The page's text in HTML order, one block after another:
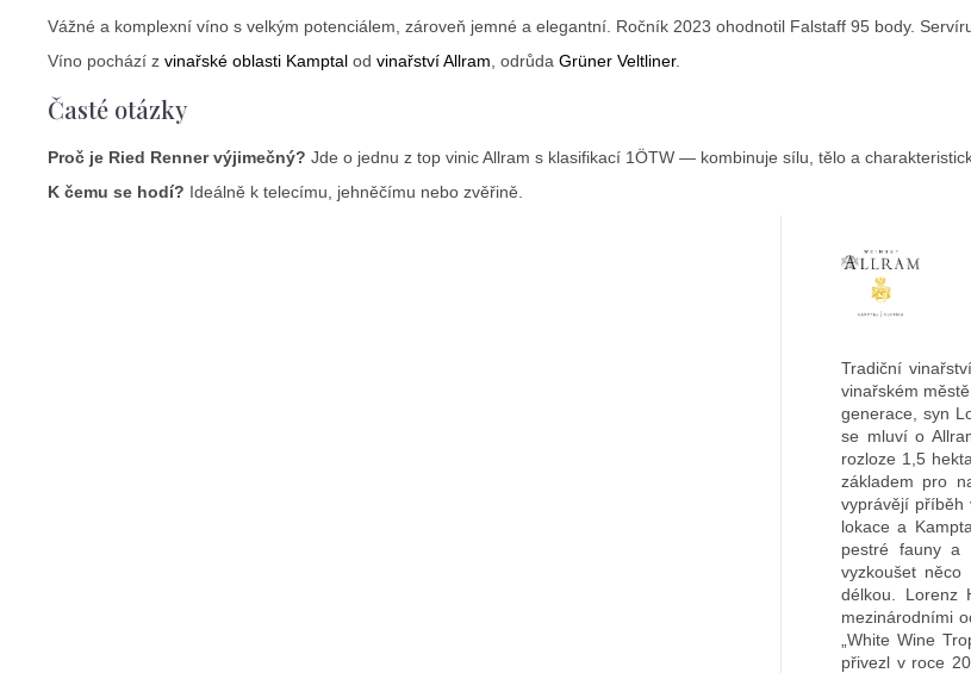
Vážné a komplexní víno s velkým potenciálem, zároveň jemné a elegantní. Ročník 2023 ohodnotil Falstaff 95 body.
Víno pochází z vinařské oblasti Kamptal od vinařství Allram , odrůda Grüner Veltliner.
Časté otázky
Proč je Ried Renner výjimečný? Jde o jednu z top vinic Allram s klasifikací 1ÖTW — kombinuje sílu, tělo a
K čemu se hodí? Ideálně k telecímu, jehněčímu nebo zvěřině.
Tradiční
vinařském
generace, syn
se mluví o
rozloze 1,5
základem pro
vyprávějí příběh
lokace a
pestré fauny a
vyzkoušet
délkou. Lorenz
mezinárodními
„White Wine
přivezl v roce